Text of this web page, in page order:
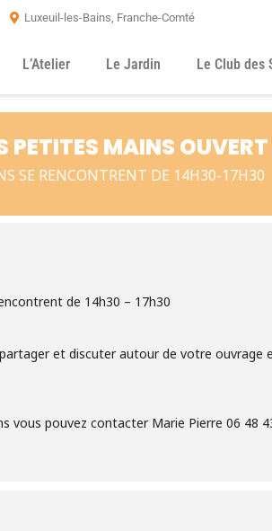
Luxeuil-les-Bains, Franche-Comté
L’Atelier Le Jardin Le Club des
PETITES MAINS
SE RENCONTRENT DE 14H30-17H30
de 14h30 – 17h30
et discuter autour de votre ouvrage
vous pouvez contacter Marie Pierre 06 48